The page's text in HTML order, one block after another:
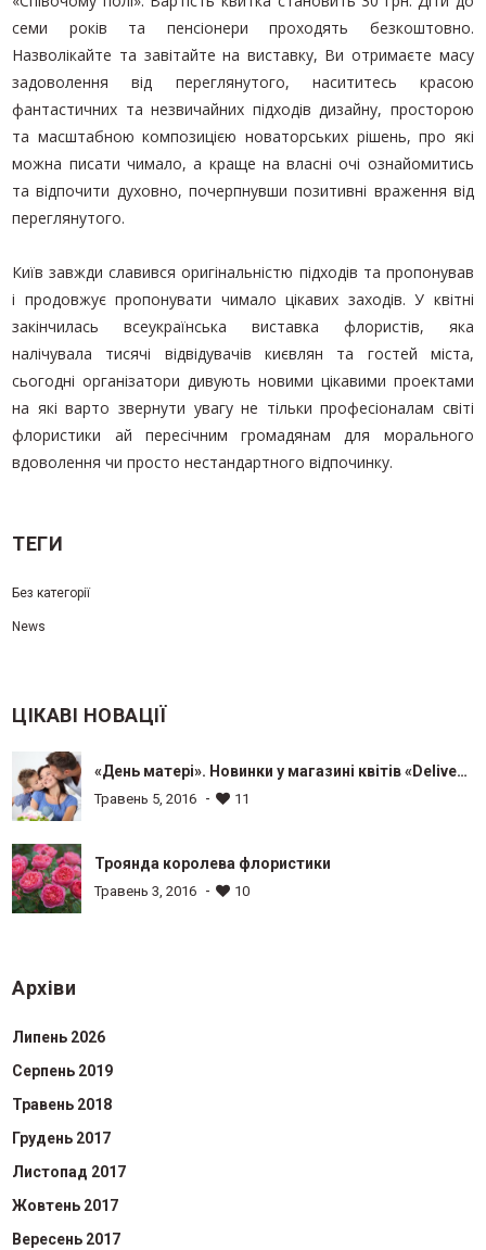
семи років та пенсіонери проходять безкоштовно.
Назволікайте та завітайте на виставку, Ви отримаєте масу
задоволення від переглянутого, насититесь красою
фантастичних та незвичайних підходів дизайну, просторою
та масштабною композицією новаторських рішень, про які
можна писати чимало, а краще на власні очі ознайомитись
та відпочити духовно, почерпнувши позитивні враження від
переглянутого.
Київ завжди славився оригінальністю підходів та пропонував
і продовжує пропонувати чимало цікавих заходів. У квітні
закінчилась всеукраїнська виставка флористів, яка
налічувала тисячі відвідувачів києвлян та гостей міста,
сьогодні організатори дивують новими цікавими проектами
на які варто звернути увагу не тільки професіоналам світі
флористики ай пересічним громадянам для морального
вдоволення чи просто нестандартного відпочинку.
ТЕГИ
Без категорії
News
ЦІКАВІ НОВАЦІЇ
«День матері». Новинки у магазині квітів «Delivery
flower»
Травень 5, 2016 - 11
Троянда королева флористики
Травень 3, 2016 - 10
Архіви
Липень 2026
Серпень 2019
Травень 2018
Грудень 2017
Листопад 2017
Жовтень 2017
Вересень 2017